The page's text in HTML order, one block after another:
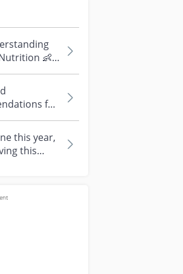
👶
for
really
this year,
this